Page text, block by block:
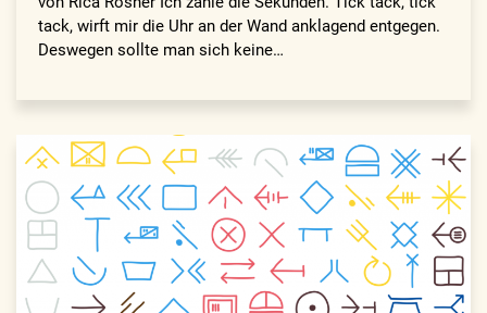
tack, wirft mir die Uhr an der Wand anklagend entgegen.
Deswegen sollte man sich keine…